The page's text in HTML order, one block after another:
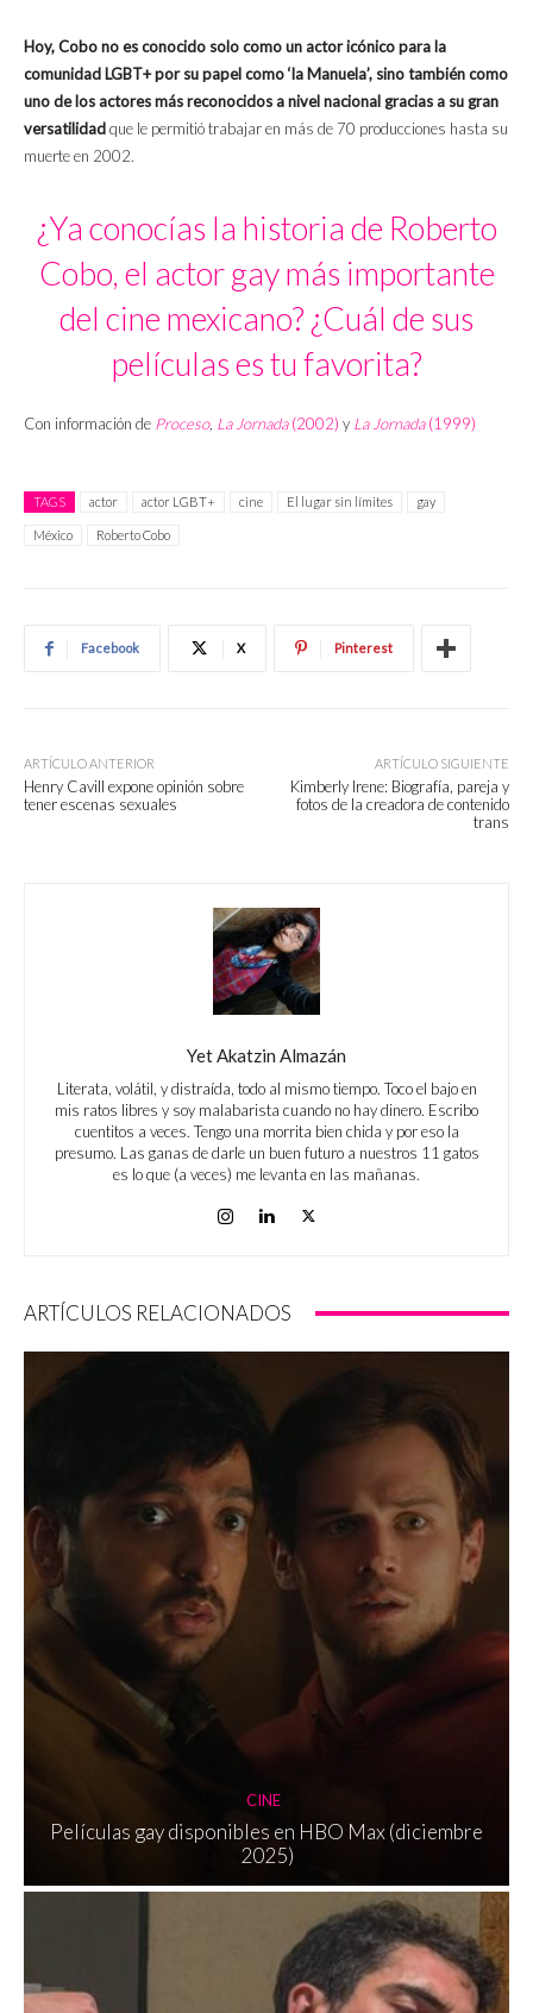
Hoy, Cobo no es conocido solo como un actor icónico para la
comunidad LGBT+ por su papel como ‘la Manuela’, sino también como
uno de los actores más reconocidos a nivel nacional gracias a su gran
versatilidadque le permitió trabajar en más de 70 producciones hasta su
muerte en 2002.
¿Ya conocías la historia de Roberto
Cobo, el actor gay más importante
del cine mexicano? ¿Cuál de sus
películas es tu favorita?
Con información de Proceso, La Jornada(2002) y La Jornada(1999)
TAGS actor actor LGBT+ cine El lugar sin límites gay
México Roberto Cobo
Facebook X Pinterest
ARTÍCULO ANTERIOR
Henry Cavill expone opinión sobre
tener escenas sexuales
ARTÍCULO SIGUIENTE
Kimberly Irene: Biografía, pareja y
fotos de la creadora de contenido
trans
Yet Akatzin Almazán
Literata, volátil, y distraída, todo al mismo tiempo. Toco el bajo en
mis ratos libres y soy malabarista cuando no hay dinero. Escribo
cuentitos a veces. Tengo una morrita bien chida y por eso la
presumo. Las ganas de darle un buen futuro a nuestros 11 gatos
es lo que (a veces) me levanta en las mañanas.
ARTÍCULOS RELACIONADOS
CINE
Películas gay disponibles en HBO Max (diciembre
2025)